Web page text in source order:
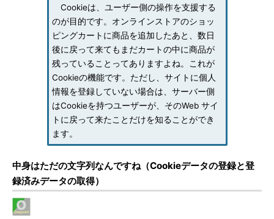
Cookieは、ユーザー側の操作を支援する
のが目的です。オンラインストアのショッ
ピングカートに商品を追加したあと、数日
後に戻って来てもまだカートの中に商品が
残っていることってありますよね。これが
Cookieの機能です。ただし、サイトに個人
情報を登録していない場合は、サーバー側
はCookieを持つユーザーが、そのWeb サイ
トに戻って来たことだけを知ることができ
ます。
中身はただの文字列なんですね（Cookieデータの登録と登
録済みデータの取得）